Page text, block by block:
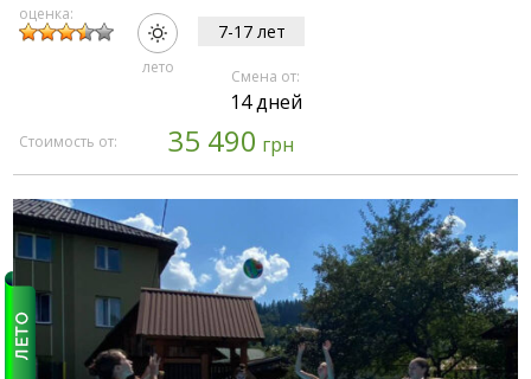
оценка:
лето
7-17 лет
Смена от:
14 дней
Стоимость от: 35 490 грн